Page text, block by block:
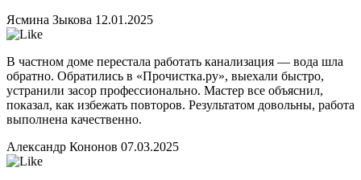
Ясмина Зыкова 12.01.2025
В частном доме перестала работать канализация — вода шла
обратно. Обратились в «Прочистка.ру», выехали быстро,
устранили засор профессионально. Мастер все объяснил,
показал, как избежать повторов. Результатом довольны, работа
выполнена качественно.
Александр Кононов 07.03.2025